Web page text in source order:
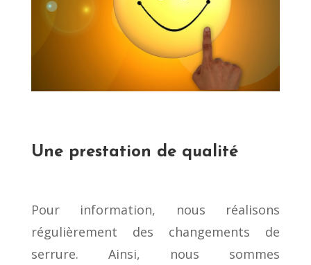
Une prestation de qualité
Pour information, nous réalisons
régulièrement des changements de
serrure. Ainsi, nous sommes